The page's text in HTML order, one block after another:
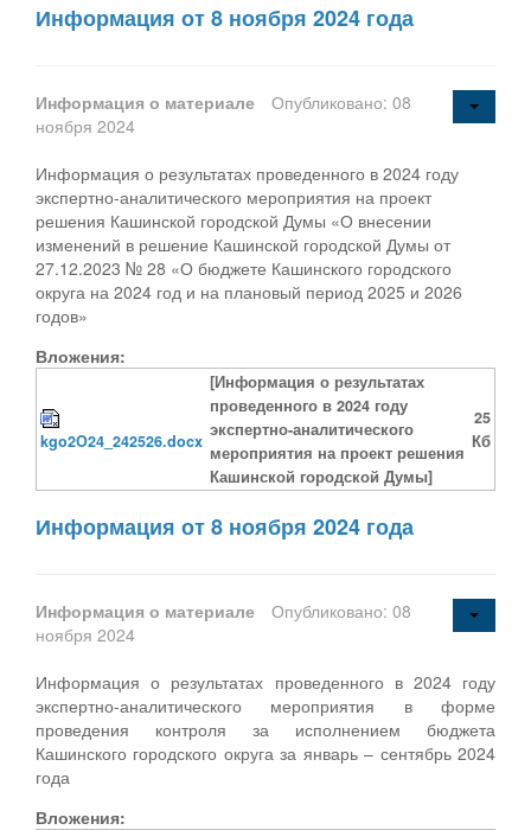
Информация от 8 ноября 2024 года
Информация о материале
Опубликовано: 08
ноября 2024
Информация о результатах проведенного в 2024 году
экспертно-аналитического мероприятия на проект
решения Кашинской городской Думы «О внесении
изменений в решение Кашинской городской Думы от
27.12.2023 № 28 «О бюджете Кашинского городского
округа на 2024 год и на плановый период 2025 и 2026
годов»
Вложения:
kgo2O24_242526.docx
[Информация о результатах
проведенного в 2024 году
экспертно-аналитического
мероприятия на проект решения
Кашинской городской Думы]
25
Кб
Информация от 8 ноября 2024 года
Информация о материале
Опубликовано: 08
ноября 2024
Информация о результатах проведенного в 2024 году
экспертно-аналитического мероприятия в форме
проведения контроля за исполнением бюджета
Кашинского городского округа за январь – сентябрь 2024
года
Вложения: